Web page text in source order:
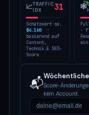
📈TRAFFIC
IDX
31
Schätzwert ca.
$4.160 ·
basierend auf
Content,
Technik & SEO-
Score
🕸
·
ein
79
📬Score-
kein Account.